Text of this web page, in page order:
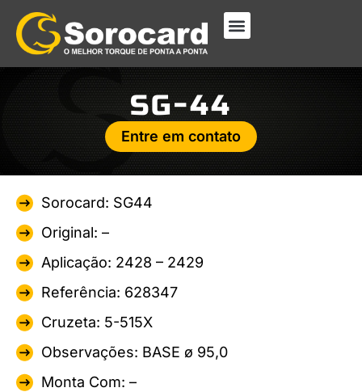
SG-44
Entre em contato
Sorocard: SG44
Original: –
Aplicação: 2428 – 2429
Referência: 628347
Cruzeta: 5-515X
Observações: BASE ø 95,0
Monta Com: –